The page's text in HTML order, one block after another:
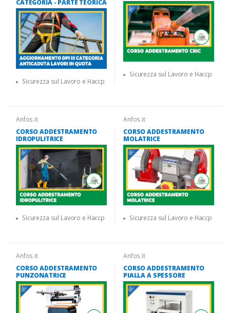
CATEGORIA - PARTE TEORICA
Sicurezza sul Lavoro e Haccp
Sicurezza sul Lavoro e Haccp
Anfos.it
CORSO ADDESTRAMENTO
IDROPULITRICE
Sicurezza sul Lavoro e Haccp
Anfos.it
CORSO ADDESTRAMENTO
MOLATRICE
Sicurezza sul Lavoro e Haccp
Anfos.it
CORSO ADDESTRAMENTO
PUNZONATRICE
Anfos.it
CORSO ADDESTRAMENTO
PIALLA A SPESSORE